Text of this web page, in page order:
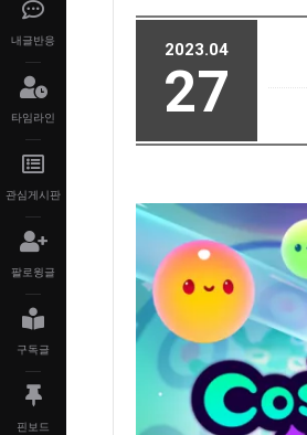
2023.04
27
내글반응
타임라인
관심게시판
팔로윙글
구독글
핀보드